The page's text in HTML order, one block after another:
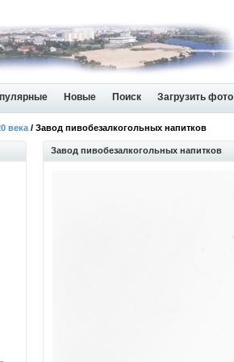
Новые Поиск Загрузить фото
века / Завод пивобезалкогольных напитков
Завод пивобезалкогольных напитков